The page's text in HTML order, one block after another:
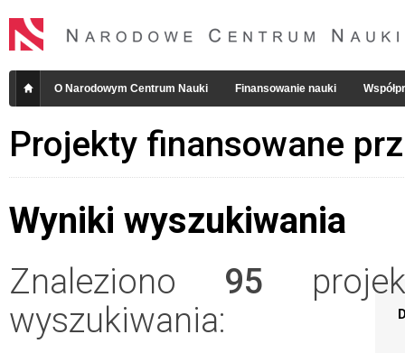
O Narodowym Centrum Nauki Finansowanie nauki
Projekty finansowane
Wyniki wyszukiwania
Znaleziono 95
wyszukiwania: